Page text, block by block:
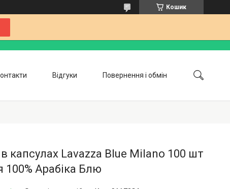
Кошик
Відгуки Повернення і обмін
капсулах Lavazza Blue Milano 100 шт
100% Арабіка Блю